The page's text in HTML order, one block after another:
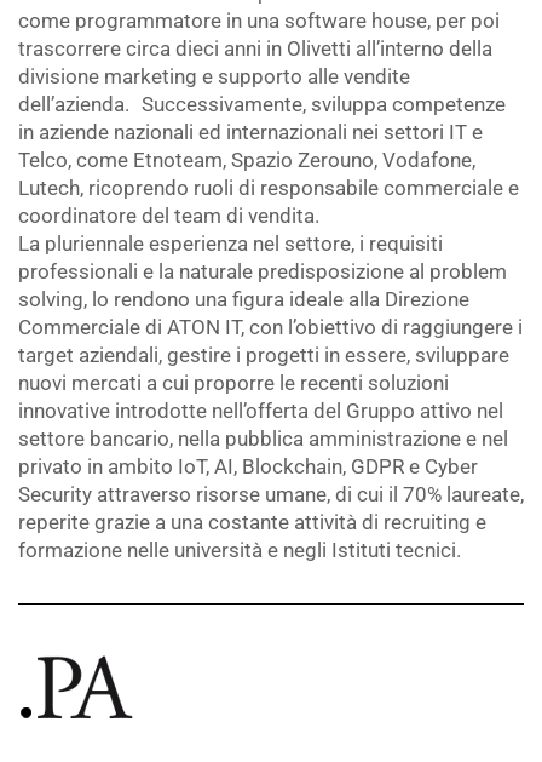
come programmatore in una software house, per poi
trascorrere circa dieci anni in Olivetti all’interno della
divisione marketing e supporto alle vendite
dell’azienda. Successivamente, sviluppa competenze
in aziende nazionali ed internazionali nei settori IT e
Telco, come Etnoteam, Spazio Zerouno, Vodafone,
Lutech, ricoprendo ruoli di responsabile commerciale e
coordinatore del team di vendita.
La pluriennale esperienza nel settore, i requisiti
professionali e la naturale predisposizione al problem
solving, lo rendono una figura ideale alla Direzione
Commerciale di ATON IT, con l’obiettivo di raggiungere i
target aziendali, gestire i progetti in essere, sviluppare
nuovi mercati a cui proporre le recenti soluzioni
innovative introdotte nell’offerta del Gruppo attivo nel
settore bancario, nella pubblica amministrazione e nel
privato in ambito IoT, AI, Blockchain, GDPR e Cyber
Security attraverso risorse umane, di cui il 70% laureate,
reperite grazie a una costante attività di recruiting e
formazione nelle università e negli Istituti tecnici.